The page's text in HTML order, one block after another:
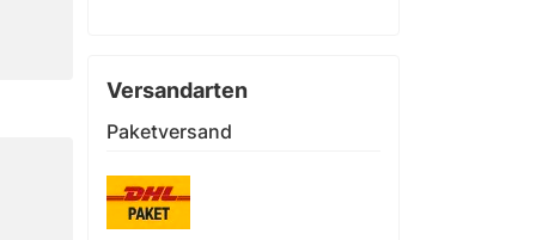
Versandarten
Paketversand